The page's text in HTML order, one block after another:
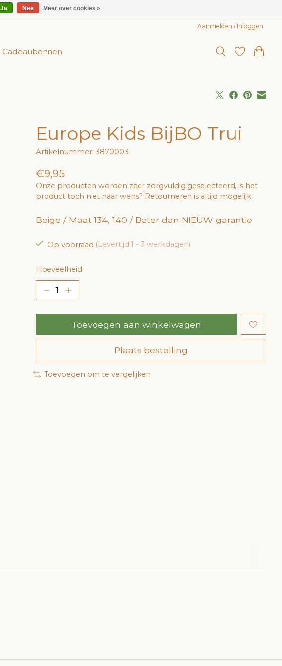
Aanmelden / Inloggen
Cadeaubonnen
Europe Kids BijBO Trui
Artikelnummer: 3870003
€9,95
Onze producten worden zeer zorgvuldig geselecteerd, is het
product toch niet naar wens? Retourneren is altijd mogelijk.
Beige / Maat 134, 140 / Beter dan NIEUW garantie
Op voorraad (Levertijd:1 - 3 werkdagen)
Hoeveelheid:
Toevoegen aan winkelwagen
Plaats bestelling
Toevoegen om te vergelijken
Ja Nee Meer over cookies »